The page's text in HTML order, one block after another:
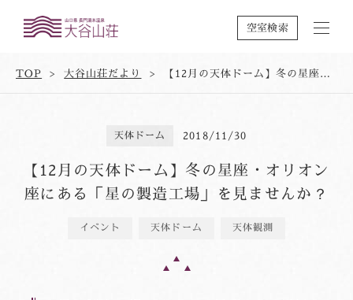
空室検索
TOP 大谷山荘だより 【12月の天体ドーム】冬の星座・オリオン座にある「星の製造工場」を見ませんか？
天体ドーム 2018/11/30
【12月の天体ドーム】冬の星座・オリオン
座にある「星の製造工場」を見ませんか？
イベント 天体ドーム 天体観測